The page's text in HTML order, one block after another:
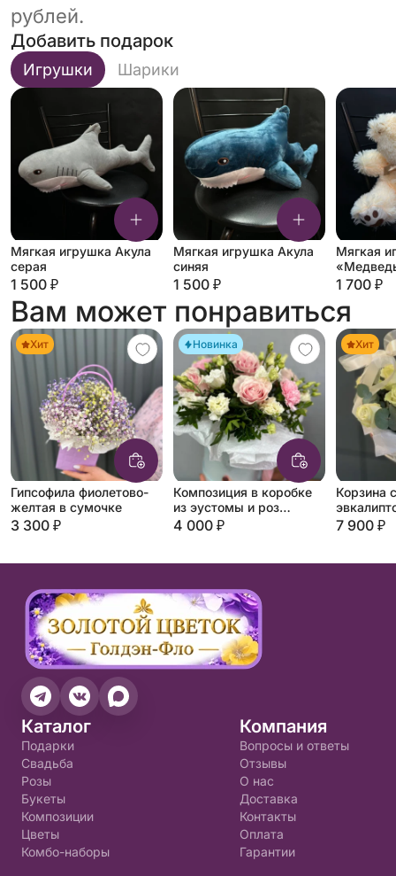
рублей.
Добавить подарок
Игрушки Шарики
Мягкая игрушка Акула
серая
1 500 ₽
Мягкая игрушка Акула
синяя
1 500 ₽
Мягкая
1 700 ₽
Вам может понравиться
Хит
Гипсофила фиолетово-
желтая в сумочке
3 300 ₽
Новинка
Композиция в коробке
из эустомы и роз
«Ваниль»
4 000 ₽
Хит
Корзина
7 900 ₽
Каталог
Подарки
Свадьба
Розы
Букеты
Композиции
Цветы
Комбо-наборы
Компания
Вопросы и ответы
Отзывы
О нас
Доставка
Контакты
Оплата
Гарантии